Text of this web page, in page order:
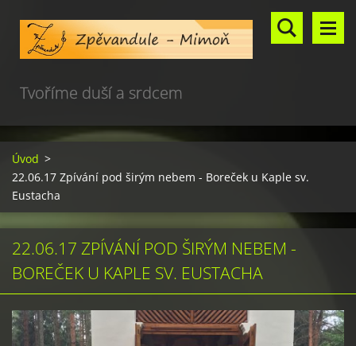
Tvoříme duší a srdcem
Úvod >
22.06.17 Zpívání pod širým nebem - Boreček u Kaple sv.
Eustacha
22.06.17 ZPÍVÁNÍ POD ŠIRÝM NEBEM -
BOREČEK U KAPLE SV. EUSTACHA